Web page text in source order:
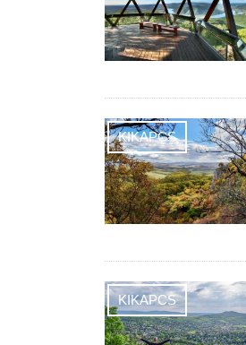
KIKAPCS
KIKAPCS